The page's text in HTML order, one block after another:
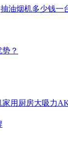
抽油烟机多少钱一
？
用厨房大吸力